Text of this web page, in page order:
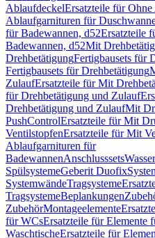
AblaufdeckelErsatzteile für
Ablaufgarnituren für
für Badewannen, d52Ersatzteile
Badewannen, d52Mit
DrehbetätigungFertigbausets für
Fertigbausets für Drehbetätigung
ZulaufErsatzteile für Mit
für Drehbetätigung und Zulauf
Drehbetätigung und ZulaufMit
PushControlErsatzteile für Mit
VentilstopfenErsatzteile für Mit
Ablaufgarnituren für
BadewannenAnschlusssets
SpülsystemeGeberit Duofix
SystemwändeTragsysteme
TragsystemeBeplankungen
ZubehörMontageelemente
für WCsErsatzteile für Elemente
WaschtischeErsatzteile für